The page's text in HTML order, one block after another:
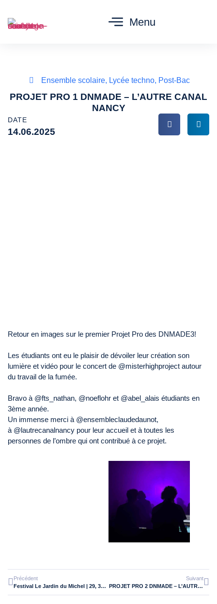
Menu
Ensemble scolaire, Lycée techno, Post-Bac
PROJET PRO 1 DNMADE – L’AUTRE CANAL
NANCY
DATE
14.06.2025
Retour en images sur le premier Projet Pro des DNMADE3!
Les étudiants ont eu le plaisir de dévoiler leur création son
lumière et vidéo pour le concert de @misterhighproject autour
du travail de la fumée.
Bravo à @fts_nathan, @noeflohr et @abel_alais étudiants en
3ème année.
Un immense merci à @ensembleclaudedaunot,
à @lautrecanalnancy pour leur accueil et à toutes les
personnes de l’ombre qui ont contribué à ce projet.
Précédent
Festival Le Jardin du Michel | 29, 30, 31 mai et 1er juin 2025 – DNMADE Nancy Spectacle
Suivant
PROJET PRO 2 DNMADE – L’AUTRE CANAL NANCY